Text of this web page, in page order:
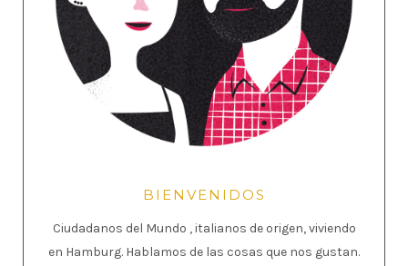
BIENVENIDOS
Ciudadanos del Mundo , italianos de origen, viviendo
en Hamburg. Hablamos de las cosas que nos gustan.